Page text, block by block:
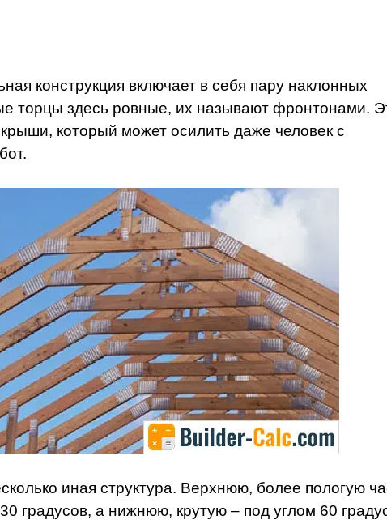
конструкция включает в себя пару наклонных
торцы здесь ровные, их называют фронтонами.
который может осилить даже человек с
иная структура. Верхнюю, более пологую
градусов, а нижнюю, крутую – под углом 60